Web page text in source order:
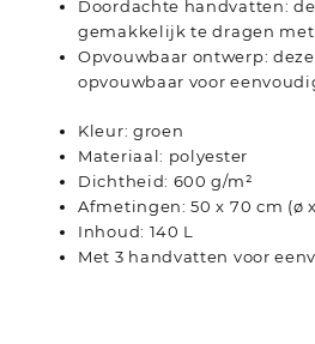
Doordachte handvatten:
gemakkelijk te dragen
Opvouwbaar ontwerp:
opvouwbaar voor
Kleur: groen
Materiaal: polyester
Dichtheid: 600 g/m²
Afmetingen: 50 x 70 cm (ø
Inhoud: 140 L
Met 3 handvatten voor